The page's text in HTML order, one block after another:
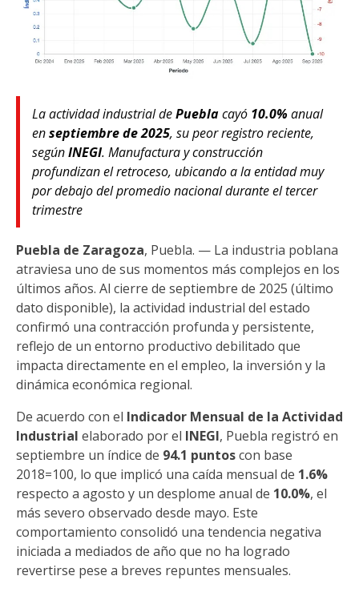
La actividad industrial dePueblacayó 10.0%anual
enseptiembre de 2025, su peor registro reciente,
segúnINEGI. Manufactura y construcción
profundizan el retroceso, ubicando a la entidad muy
por debajo del promedio nacional durante el tercer
trimestre
Puebla de Zaragoza, Puebla. — La industria poblana
atraviesa uno de sus momentos más complejos en los
últimos años. Al cierre de septiembre de 2025 (último
dato disponible), la actividad industrial del estado
confirmó una contracción profunda y persistente,
reflejo de un entorno productivo debilitado que
impacta directamente en el empleo, la inversión y la
dinámica económica regional.
De acuerdo con el Indicador Mensual de la Actividad
Industrial elaborado por el INEGI, Puebla registró en
septiembre un índice de 94.1 puntoscon base
2018=100, lo que implicó una caída mensual de 1.6%
respecto a agosto y un desplome anual de 10.0%, el
más severo observado desde mayo. Este
comportamiento consolidó una tendencia negativa
iniciada a mediados de año que no ha logrado
revertirse pese a breves repuntes mensuales.